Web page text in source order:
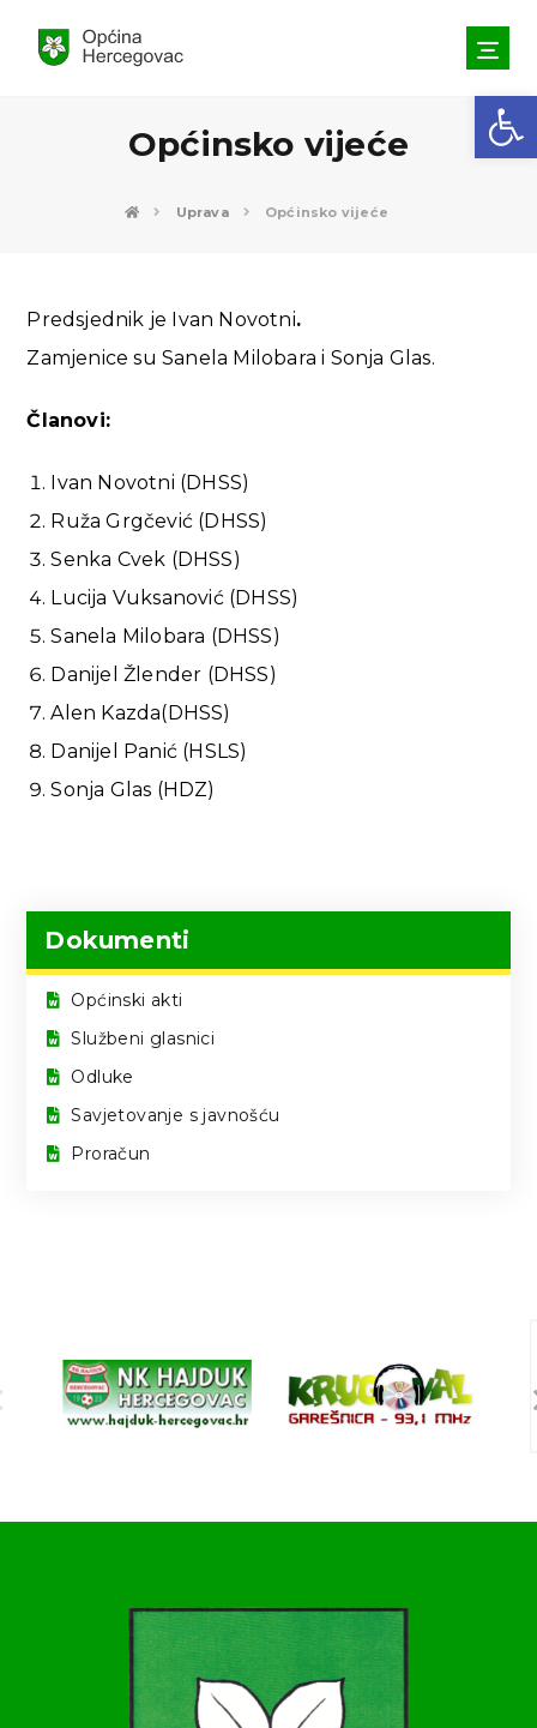
Open toolbar
Općinsko vijeće
Uprava Općinsko vijeće
Predsjednik je Ivan Novotni.
Zamjenice su Sanela Milobara i Sonja Glas.
Članovi:
Ivan Novotni (DHSS)
Ruža Grgčević (DHSS)
Senka Cvek (DHSS)
Lucija Vuksanović (DHSS)
Sanela Milobara (DHSS)
Danijel Žlender (DHSS)
Alen Kazda(DHSS)
Danijel Panić (HSLS)
Sonja Glas (HDZ)
Dokumenti
Općinski akti
Službeni glasnici
Odluke
Savjetovanje s javnošću
Proračun